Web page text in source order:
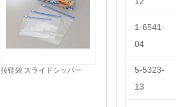
1-6541-
04
5-5323-
13
拉链袋 スライドシッパー